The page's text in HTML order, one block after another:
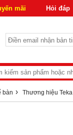
mãi Hỏi đáp
bàn › Thương hiệu Teka